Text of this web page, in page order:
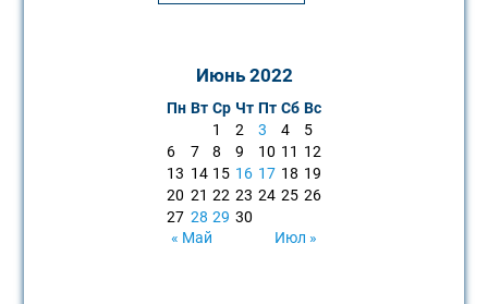
Июнь 2022
Пн Вт Ср Чт Пт Сб Вс
1
2 3 4
5
6
7 8 9 10 11 12
13 14 15 16 17 18 19
20 21 22 23 24 25 26
27 28 29 30
« Май
Июл »